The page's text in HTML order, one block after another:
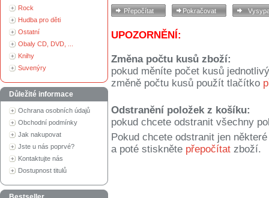
Rock
Hudba pro děti
Ostatní
Obaly CD, DVD, ...
Knihy
Suvenýry
Důležité informace
Ochrana osobních údajů
Obchodní podmínky
Jak nakupovat
Jste u nás poprvé?
Kontaktujte nás
Dostupnost titulů
UPOZORNĚNÍ:
Změna počtu kusů zboží:
pokud měníte počet kusů
změně počtu kusů použít tlačítko
Odstranění položek z košíku:
pokud chcete odstranit všechny
Pokud chcete odstranit jen
a poté stiskněte přepočítat zboží.